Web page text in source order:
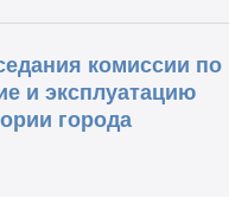
комиссии по
и эксплуатацию
города